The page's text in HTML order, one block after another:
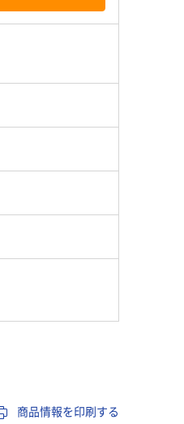
商品情報を印刷する